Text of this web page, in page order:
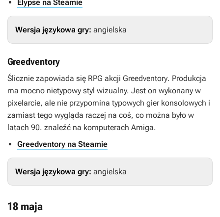
Elypse na Steamie
Wersja językowa gry: angielska
Greedventory
Ślicznie zapowiada się RPG akcji Greedventory. Produkcja
ma mocno nietypowy styl wizualny. Jest on wykonany w
pixelarcie, ale nie przypomina typowych gier konsolowych i
zamiast tego wygląda raczej na coś, co można było w
latach 90. znaleźć na komputerach Amiga.
Greedventory na Steamie
Wersja językowa gry: angielska
18 maja